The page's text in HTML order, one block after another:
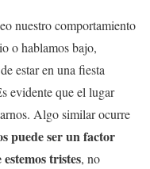
nuestro comportamiento
o hablamos bajo,
estar en una fiesta
evidente que el lugar
Algo similar ocurre
puede ser un factor
tristes, no